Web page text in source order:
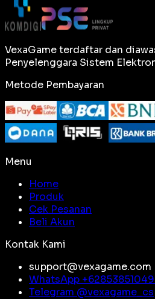
VexaGame terdaftar dan
Penyelenggara Sistem
Metode Pembayaran
Menu
Home
Produk
Cek Pesanan
Beli Akun
Kontak Kami
support@vexagame.com
WhatsApp +
Telegram @vexagame_cs